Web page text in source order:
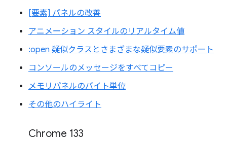
[要素] パネルの改善
アニメーション スタイルのリアルタイム値
:open 疑似クラスとさまざまな疑似要素のサポート
コンソールのメッセージをすべてコピー
メモリパネルのバイト単位
その他のハイライト
Chrome 133